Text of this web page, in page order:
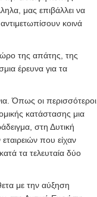
μας επιβάλλει να
κοινά
της απάτης, της
έρευνα για τα
Όπως οι περισσότεροι
κατάστασης μια
στη Δυτική
που είχαν
τα τελευταία δύο
με την αύξηση